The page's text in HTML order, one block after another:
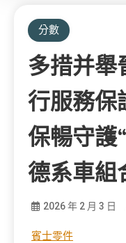
分數
多措并舉
行服務保
保暢守護
德系車組
2026 年 2 月 3 日
賓士零件